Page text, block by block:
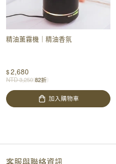
精油薰霧機｜精油香氛
$2,680
NTD3,250 82折
加入購物車